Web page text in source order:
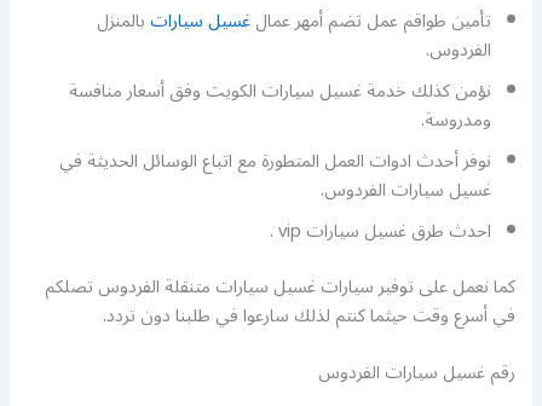
تأمين طواقم عمل تضم أمهر عمالغسيل سياراتبالمنزل
الفردوس.
نؤمن كذلك خدمة غسيل سيارات الكويت وفق أسعار منافسة
ومدروسة.
نوفر أحدث ادوات العمل المتطورة مع اتباع الوسائل الحديثة في
غسيل سيارات الفردوس.
احدث طرق غسيل سيارات vip .
كما نعمل على توفير سيارات غسيل سيارات متنقلة الفردوس تصلكم
في أسرع وقت حيثما كنتم لذلك سارعوا في طلبنا دون تردد.
رقم غسيل سيارات الفردوس